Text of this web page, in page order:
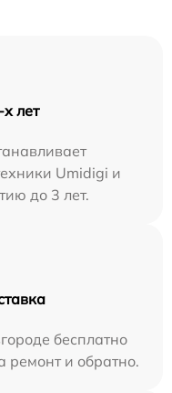
лет
Umidigi и
до 3 лет.
бесплатно
ремонт и обратно.